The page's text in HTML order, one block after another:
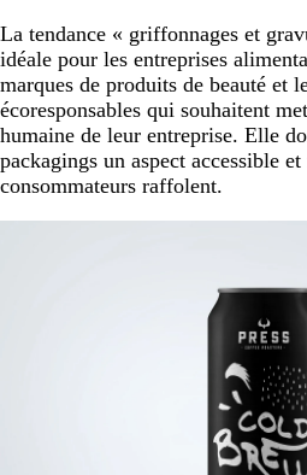
La tendance « griffonnages et
idéale pour les entreprises
marques de produits de beauté et
écoresponsables qui souhaitent
humaine de leur entreprise. Elle
packagings un aspect accessible
consommateurs raffolent.